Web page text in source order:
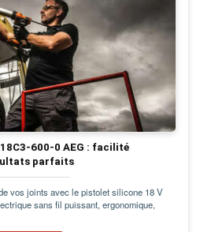
600-0 AEG : facilité
parfaits
vos joints avec le pistolet silicone 18 V
sans fil puissant, ergonomique,